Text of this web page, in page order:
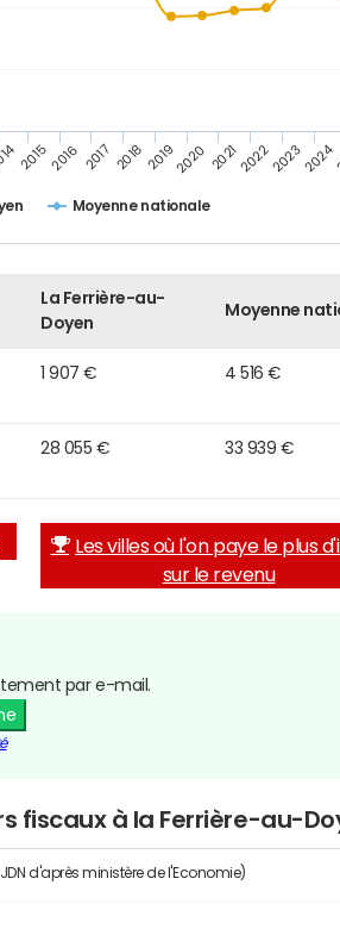
Moyenne nationale
20152016 2017 201820192020 2021202220232024
La Ferrière-au-
Doyen
Moyenne
1 907 € 4 516 €
28 055 € 33 939 €
Les villes où l'on paye le plus
sur le revenu
par e-mail.
fiscaux à la Ferrière-au-
d'après ministère de l'Economie)